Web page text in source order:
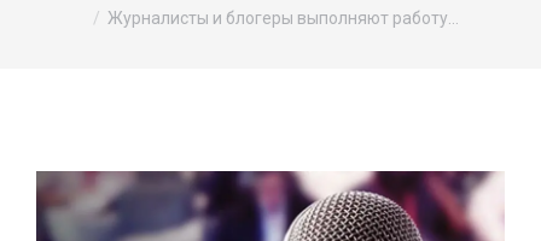
Журналисты и блогеры выполняют работу…